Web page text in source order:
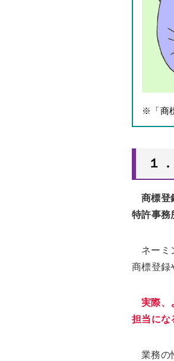
※「商
１
商標登
特許事務
ネーミ
商標登録
実際、
担当にな
業務の